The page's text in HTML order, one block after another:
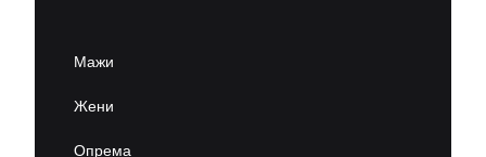
Мажи
Жени
Опрема